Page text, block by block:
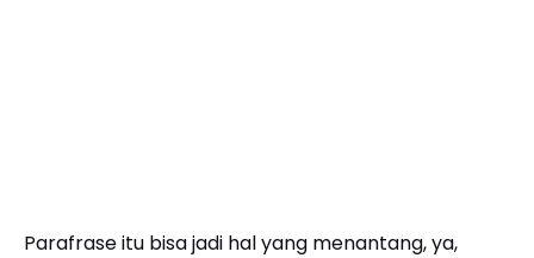
Parafrase itu bisa jadi hal yang menantang, ya,